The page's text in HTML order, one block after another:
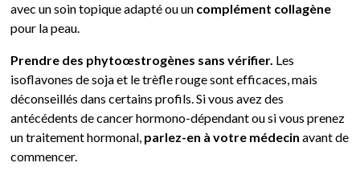
avec un soin topique adapté ou un complément collagène
pour la peau.
Prendre des phytoœstrogènes sans vérifier. Les
isoflavones de soja et le trèfle rouge sont efficaces, mais
déconseillés dans certains profils. Si vous avez des
antécédents de cancer hormono-dépendant ou si vous prenez
un traitement hormonal, parlez-en à votre médecin avant de
commencer.